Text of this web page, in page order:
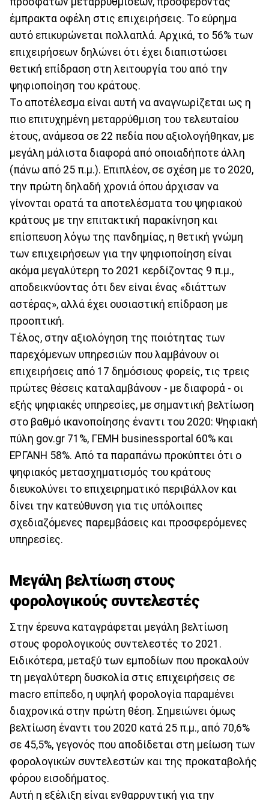
έμπρακτα οφέλη στις επιχειρήσεις. Το εύρημα
αυτό επικυρώνεται πολλαπλά. Αρχικά, το 56% των
επιχειρήσεων δηλώνει ότι έχει διαπιστώσει
θετική επίδραση στη λειτουργία του από την
ψηφιοποίηση του κράτους.
Το αποτέλεσμα είναι αυτή να αναγνωρίζεται ως η
πιο επιτυχημένη μεταρρύθμιση του τελευταίου
έτους, ανάμεσα σε 22 πεδία που αξιολογήθηκαν, με
μεγάλη μάλιστα διαφορά από οποιαδήποτε άλλη
(πάνω από 25 π.μ.). Επιπλέον, σε σχέση με το 2020,
την πρώτη δηλαδή χρονιά όπου άρχισαν να
γίνονται ορατά τα αποτελέσματα του ψηφιακού
κράτους με την επιτακτική παρακίνηση και
επίσπευση λόγω της πανδημίας, η θετική γνώμη
των επιχειρήσεων για την ψηφιοποίηση είναι
ακόμα μεγαλύτερη το 2021 κερδίζοντας 9 π.μ.,
αποδεικνύοντας ότι δεν είναι ένας «διάττων
αστέρας», αλλά έχει ουσιαστική επίδραση με
προοπτική.
Τέλος, στην αξιολόγηση της ποιότητας των
παρεχόμενων υπηρεσιών που λαμβάνουν οι
επιχειρήσεις από 17 δημόσιους φορείς, τις τρεις
πρώτες θέσεις καταλαμβάνουν - με διαφορά - οι
εξής ψηφιακές υπηρεσίες, με σημαντική βελτίωση
στο βαθμό ικανοποίησης έναντι του 2020: Ψηφιακή
πύλη gov.gr 71%, ΓΕΜΗ businessportal 60% και
ΕΡΓΑΝΗ 58%. Από τα παραπάνω προκύπτει ότι ο
ψηφιακός μετασχηματισμός του κράτους
διευκολύνει το επιχειρηματικό περιβάλλον και
δίνει την κατεύθυνση για τις υπόλοιπες
σχεδιαζόμενες παρεμβάσεις και προσφερόμενες
υπηρεσίες.
Μεγάλη βελτίωση στους
φορολογικούς συντελεστές
Στην έρευνα καταγράφεται μεγάλη βελτίωση
στους φορολογικούς συντελεστές το 2021.
Ειδικότερα, μεταξύ των εμποδίων που προκαλούν
τη μεγαλύτερη δυσκολία στις επιχειρήσεις σε
macro επίπεδο, η υψηλή φορολογία παραμένει
διαχρονικά στην πρώτη θέση. Σημειώνει όμως
βελτίωση έναντι του 2020 κατά 25 π.μ., από 70,6%
σε 45,5%, γεγονός που αποδίδεται στη μείωση των
φορολογικών συντελεστών και της προκαταβολής
φόρου εισοδήματος.
Αυτή η εξέλιξη είναι ενθαρρυντική για την